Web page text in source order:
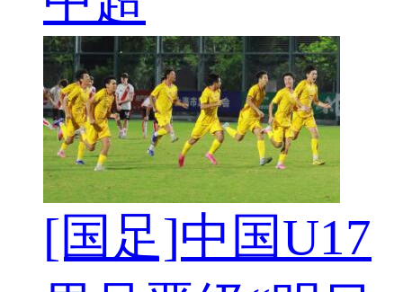
[国足]中国U17